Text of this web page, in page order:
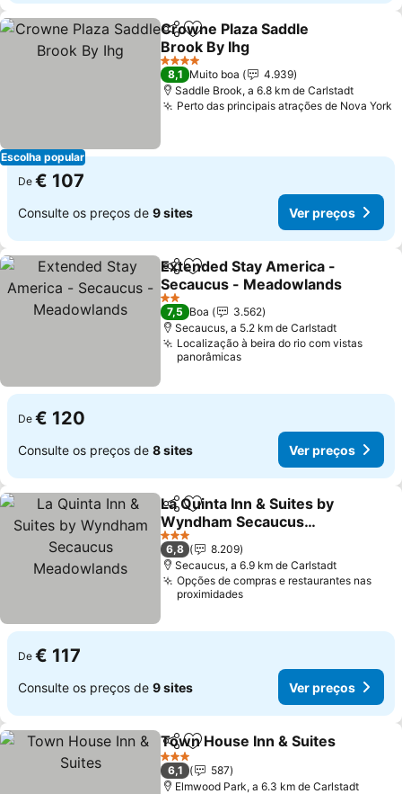
Escolha popular
PartilharAdicionar aos favoritos
Crowne Plaza Saddle
Brook By Ihg
4 Estrelas
8,1 Muito boa
4.939
Saddle Brook, a 6.8 km de Carlstadt
Perto das principais atrações de Nova York
De € 107
Consulte os preços de 9 sites Ver preços
PartilharAdicionar aos favoritos
Extended Stay America -
Secaucus - Meadowlands
2 Estrelas
7,5 Boa
3.562
Secaucus, a 5.2 km de Carlstadt
Localização à beira do rio com vistas
panorâmicas
De € 120
Consulte os preços de 8 sites Ver preços
PartilharAdicionar aos favoritos
La Quinta Inn & Suites by
Wyndham Secaucus
Meadowlands
3 Estrelas
6,8
8.209
Secaucus, a 6.9 km de Carlstadt
Opções de compras e restaurantes nas
proximidades
De € 117
Consulte os preços de 9 sites Ver preços
PartilharAdicionar aos favoritos
Town House Inn & Suites
3 Estrelas
6,1
587
Elmwood Park, a 6.3 km de Carlstadt